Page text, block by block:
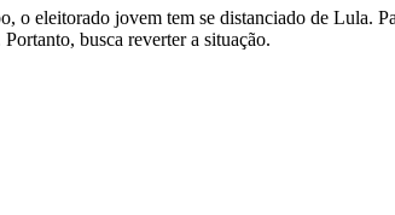
eleitorado jovem tem se distanciado de Lula.
busca reverter a situação.